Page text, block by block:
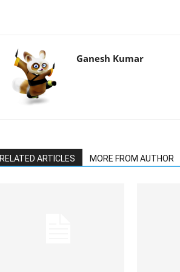
Ganesh Kumar
RELATED ARTICLES MORE FROM AUTHOR